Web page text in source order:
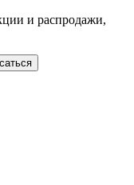
и распродажи,